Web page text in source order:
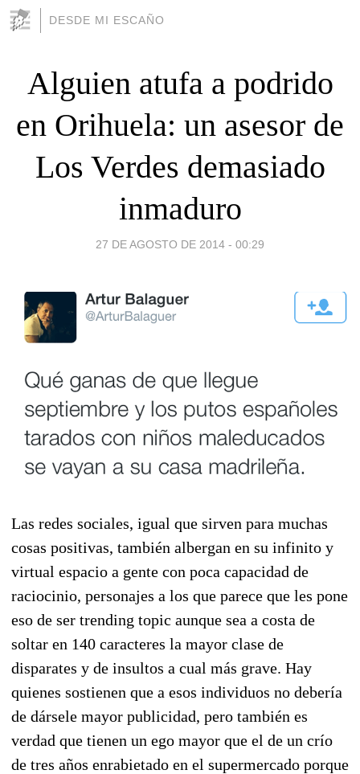
DESDE MI ESCAÑO
Alguien atufa a podrido
en Orihuela: un asesor de
Los Verdes demasiado
inmaduro
27 DE AGOSTO DE 2014 - 00:29
Las redes sociales, igual que sirven para muchas
cosas positivas, también albergan en su infinito y
virtual espacio a gente con poca capacidad de
raciocinio, personajes a los que parece que les pone
eso de ser trending topic aunque sea a costa de
soltar en 140 caracteres la mayor clase de
disparates y de insultos a cual más grave. Hay
quienes sostienen que a esos individuos no debería
de dársele mayor publicidad, pero también es
verdad que tienen un ego mayor que el de un crío
de tres años enrabietado en el supermercado porque